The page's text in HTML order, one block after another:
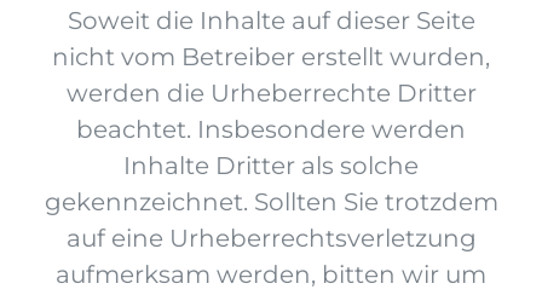
Soweit die Inhalte auf dieser Seite
nicht vom Betreiber erstellt wurden,
werden die Urheberrechte Dritter
beachtet. Insbesondere werden
Inhalte Dritter als solche
gekennzeichnet. Sollten Sie trotzdem
auf eine Urheberrechtsverletzung
aufmerksam werden, bitten wir um